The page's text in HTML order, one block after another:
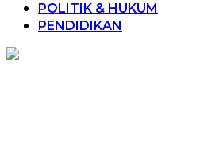
POLITIK & HUKUM
PENDIDIKAN